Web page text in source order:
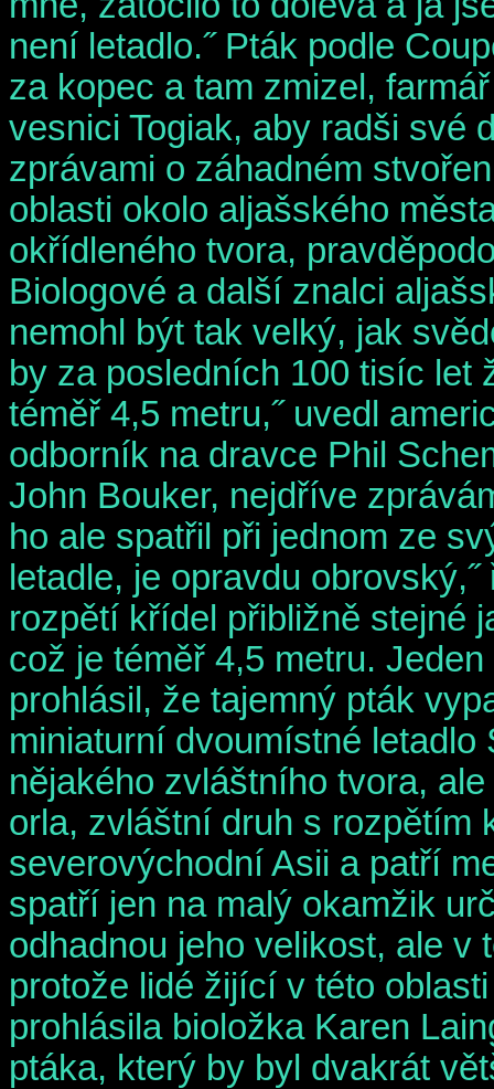
není letadlo.˝ Pták podle
za kopec a tam zmizel,
vesnici Togiak, aby radši své
zprávami o záhadném
oblasti okolo aljašského
okřídleného tvora,
Biologové a další znalci
nemohl být tak velký, jak
by za posledních 100 tisíc let
téměř 4,5 metru,˝ uvedl
odborník na dravce Phil
John Bouker, nejdříve
ho ale spatřil při jednom ze
letadle, je opravdu
rozpětí křídel přibližně stejné
což je téměř 4,5 metru.
prohlásil, že tajemný pták
miniaturní dvoumístné letadlo
nějakého zvláštního tvora,
orla, zvláštní druh s rozpětím
severovýchodní Asii a patří
spatří jen na malý okamžik
odhadnou jeho velikost, ale v
protože lidé žijící v této
prohlásila bioložka Karen
ptáka, který by byl dvakrát